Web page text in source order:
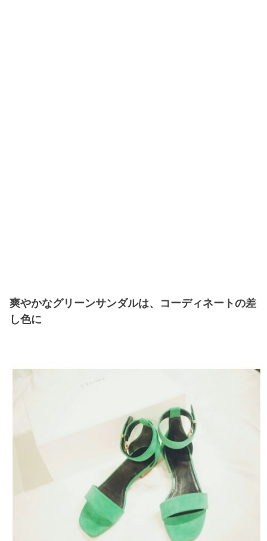
爽やかなグリーンサンダルは、コーディネートの差
し色に